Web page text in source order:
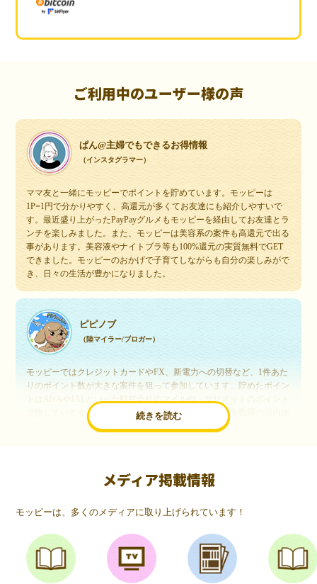
ご利用中のユーザー様の声
ぱん@主婦でもできるお得情報
（インスタグラマー）
ママ友と一緒にモッピーでポイントを貯めています。モッピーは
1P=1円で分かりやすく、高還元が多くてお友達にも紹介しやすいで
す。最近盛り上がったPayPayグルメもモッピーを経由してお友達とラ
ンチを楽しみました。また、モッピーは美容系の案件も高還元で出る
事があります。美容液やナイトブラ等も100%還元の実質無料でGET
できました。モッピーのおかげで子育てしながらも自分の楽しみがで
き、日々の生活が豊かになりました。
続きを読む
ピピノブ
（陸マイラー/ブロガー）
モッピーではクレジットカードやFX、新電力への切替など、1件あた
りのポイント数が大きな案件を狙って参加しています。貯めたポイン
交換しています。このようにすることで、ほぼ無料で年数回の国内旅
行や海外旅行を実現しています。モッピーは陸マイラーや旅行好きに
いつものネットショッピングが、モッピーでお得
（20代・女性）
友達に勧められてモッピーをはじめました。空いた時間にスマホで買
い物をすることが多いのですが、モッピーを経由するだけでショップ
のポイントとモッピーのポイントが二重で貯まることを知り、ビック
リ…！いつものネットショッピングをモッピーを経由するだけでポイ
メディア掲載情報
モッピーは、多くのメディアに取り上げられています！